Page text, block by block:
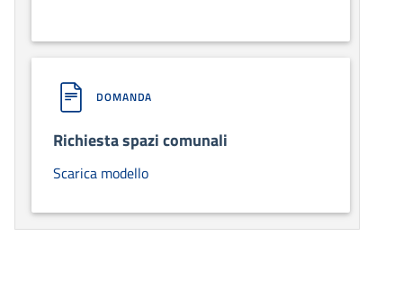
DOMANDA
Richiesta spazi comunali
Scarica modello